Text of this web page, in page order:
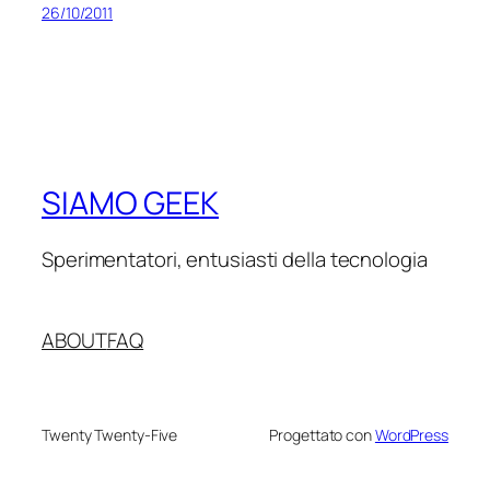
26/10/2011
SIAMO GEEK
Sperimentatori, entusiasti della tecnologia
ABOUTFAQ
Twenty Twenty-Five Progettato conWordPress